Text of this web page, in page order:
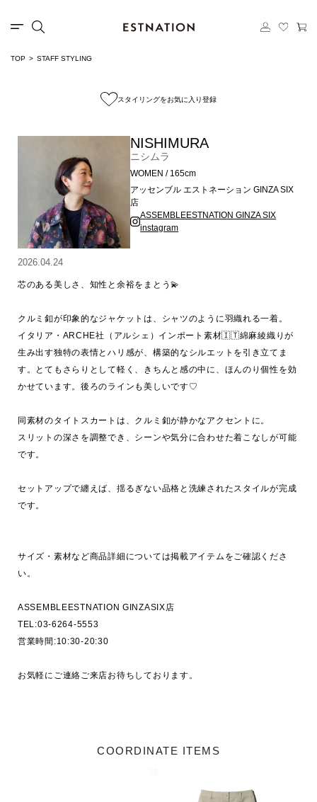
TOP STAFF STYLING
スタイリングをお気に入り登録
NISHIMURA
ニシムラ
WOMEN / 165cm
アッセンブル エストネーション GINZA SIX
店
ASSEMBLEESTNATION GINZA SIX
instagram
2026.04.24
芯のある美しさ、知性と余裕をまとう💫
クルミ釦が印象的なジャケットは、シャツのように羽織れる一着。
イタリア・ARCHE社（アルシェ）インポート素材🇮🇹綿麻綾織りが
生み出す独特の表情とハリ感が、構築的なシルエットを引き立てま
す。とてもさらりとして軽く、きちんと感の中に、ほんのり個性を効
かせています。後ろのラインも美しいです♡
同素材のタイトスカートは、クルミ釦が静かなアクセントに。
スリットの深さを調整でき、シーンや気分に合わせた着こなしが可能
です。
セットアップで纏えば、揺るぎない品格と洗練されたスタイルが完成
です。
サイズ・素材など商品詳細については掲載アイテムをご確認くださ
い。
ASSEMBLEESTNATION GINZASIX店
TEL:03-6264-5553
営業時間:10:30-20:30
お気軽にご連絡ご来店お待ちしております。
COORDINATE ITEMS